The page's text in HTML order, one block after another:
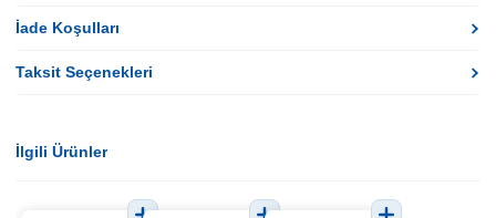
İade Koşulları
Taksit Seçenekleri
İlgili Ürünler